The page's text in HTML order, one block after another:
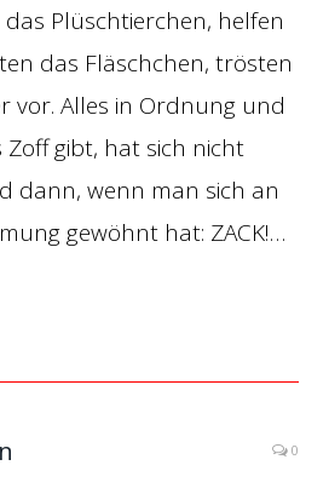
das Plüschtierchen, helfen
das Fläschchen, trösten
vor. Alles in Ordnung und
Zoff gibt, hat sich nicht
dann, wenn man sich an
gewöhnt hat: ZACK!…
0